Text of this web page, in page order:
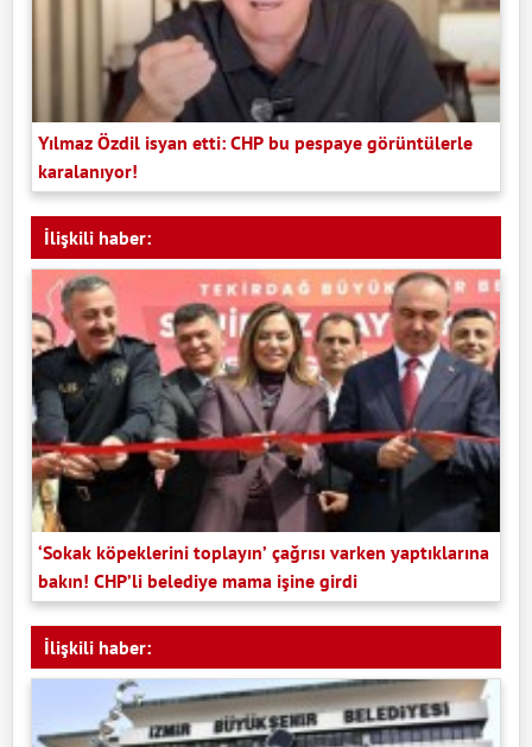
Yılmaz Özdil isyan etti: CHP bu pespaye görüntülerle
karalanıyor!
İlişkili haber:
‘Sokak köpeklerini toplayın’ çağrısı varken yaptıklarına
bakın! CHP’li belediye mama işine girdi
İlişkili haber: